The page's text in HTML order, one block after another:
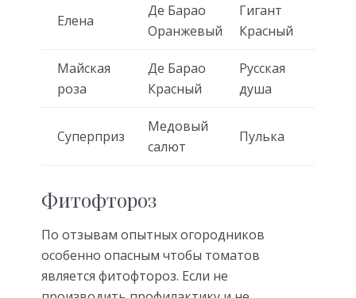
Елена
Де Барао
Оранжевый
Гигант
Красный
Майская
роза
Де Барао
Красный
Русская
душа
Суперприз
Медовый
салют
Пулька
Фитофтороз
По отзывам опытных огородников
особенно опасным чтобы томатов
является фитофтороз. Если не